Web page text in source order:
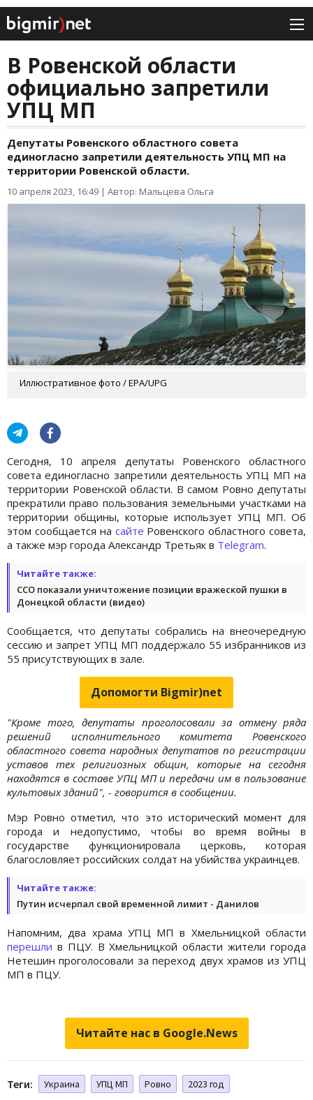
В Ровенской области
официально запретили
УПЦ МП
Депутаты Ровенского областного совета
единогласно запретили деятельность УПЦ МП на
территории Ровенской области.
10 апреля 2023, 16:49 | Автор: Мальцева Ольга
Иллюстративное фото / ЕРА/UPG
Сегодня, 10 апреля депутаты Ровенского областного
совета единогласно запретили деятельность УПЦ МП на
территории Ровенской области. В самом Ровно депутаты
прекратили право пользования земельными участками на
территории общины, которые использует УПЦ МП. Об
этом сообщается на сайте Ровенского областного совета,
а также мэр города Александр Третьяк в Telegram.
Читайте также:
ССО показали уничтожение позиции вражеской пушки в
Донецкой области (видео)
Сообщается, что депутаты собрались на внеочередную
сессию и запрет УПЦ МП поддержало 55 избранников из
55 присутствующих в зале.
Допомогти Bigmir)net
"Кроме того, депутаты проголосовали за отмену ряда
решений исполнительного комитета Ровенского
областного совета народных депутатов по регистрации
уставов тех религиозных общин, которые на сегодня
находятся в составе УПЦ МП и передачи им в пользование
культовых зданий", - говорится в сообщении.
Мэр Ровно отметил, что это исторический момент для
города и недопустимо, чтобы во время войны в
государстве функционировала церковь, которая
благословляет российских солдат на убийства украинцев.
Читайте также:
Путин исчерпал свой временной лимит - Данилов
Напомним, два храма УПЦ МП в Хмельницкой области
перешли в ПЦУ. В Хмельницкой области жители города
Нетешин проголосовали за переход двух храмов из УПЦ
МП в ПЦУ.
Читайте нас в Google.News
Теги: Украина УПЦ МП Ровно 2023 год